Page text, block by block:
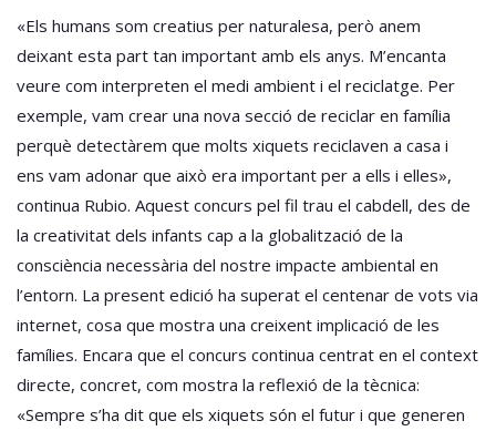
«Els humans som creatius per naturalesa, però anem
deixant esta part tan important amb els anys. M’encanta
veure com interpreten el medi ambient i el reciclatge. Per
exemple, vam crear una nova secció de reciclar en família
perquè detectàrem que molts xiquets reciclaven a casa i
ens vam adonar que això era important per a ells i elles»,
continua Rubio. Aquest concurs pel fil trau el cabdell, des de
la creativitat dels infants cap a la globalització de la
consciència necessària del nostre impacte ambiental en
l’entorn. La present edició ha superat el centenar de vots via
internet, cosa que mostra una creixent implicació de les
famílies. Encara que el concurs continua centrat en el context
directe, concret, com mostra la reflexió de la tècnica:
«Sempre s’ha dit que els xiquets són el futur i que generen